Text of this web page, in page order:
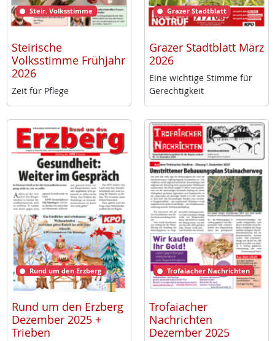
Steir. Volksstimme
Steirische
Volksstimme Frühjahr
2026
Zeit für Pf­le­ge
Grazer Stadtblatt
Grazer Stadtblatt März
2026
Ei­ne wich­ti­ge Stim­me für
Ge­rech­tig­keit
Rund um den Erzberg
Rund um den Erzberg
Dezember 2025 +
Trieben
Trofaiacher Nachrichten
Trofaiacher
Nachrichten
Dezember 2025